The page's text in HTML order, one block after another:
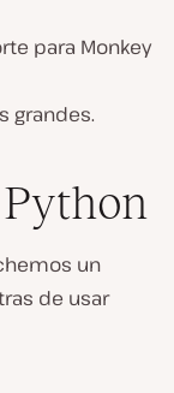
para Monkey
grandes.
un
de usar